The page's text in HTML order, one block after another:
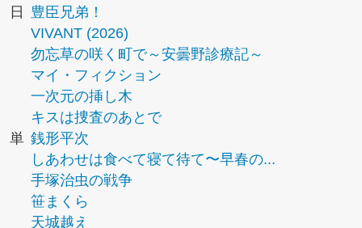
日
豊臣兄弟！
VIVANT (2026)
勿忘草の咲く町で～安曇野診療記～
マイ・フィクション
一次元の挿し木
キスは捜査のあとで
単 銭形平次
しあわせは食べて寝て待て〜早春の...
手塚治虫の戦争
笹まくら
天城越え